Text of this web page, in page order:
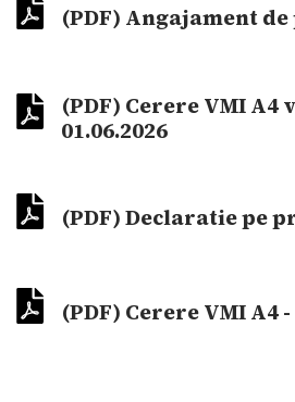
(PDF) Angajament
(PDF) Cerere VMI
01.06.2026
(PDF) Declaratie pe
(PDF) Cerere VMI A4